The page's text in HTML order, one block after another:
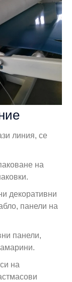
линия, се
на
декоративни
панели на
панели,
на